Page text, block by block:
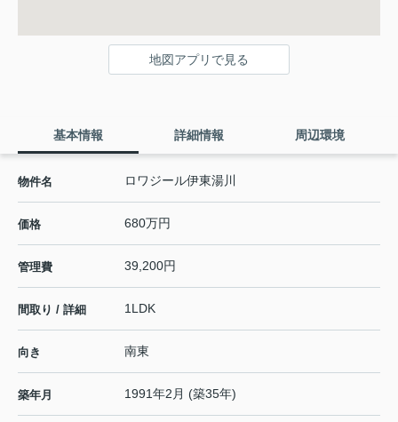
地図アプリで見る
基本情報 詳細情報 周辺環境
物件名 ロワジール伊東湯川
価格 680万円
管理費 39,200円
間取り / 詳細 1LDK
向き 南東
築年月 1991年2月 (築35年)